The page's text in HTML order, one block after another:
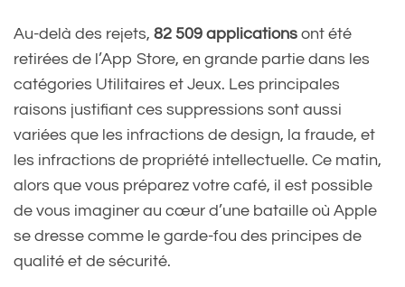
Au-delà des rejets, 82 509 applications ont été
retirées de l’App Store, en grande partie dans les
catégories Utilitaires et Jeux. Les principales
raisons justifiant ces suppressions sont aussi
variées que les infractions de design, la fraude, et
les infractions de propriété intellectuelle. Ce matin,
alors que vous préparez votre café, il est possible
de vous imaginer au cœur d’une bataille où Apple
se dresse comme le garde-fou des principes de
qualité et de sécurité.